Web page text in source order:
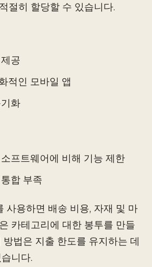
절히 할당할 수 있습니다.
공
적인 모바일 앱
화
프트웨어에 비해 기능 제한
합 부족
사용하면 배송 비용, 자재 및 마
카테고리에 대한 봉투를 만들
방법은 지출 한도를 유지하는 데
니다.